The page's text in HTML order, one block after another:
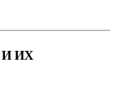
ИХ